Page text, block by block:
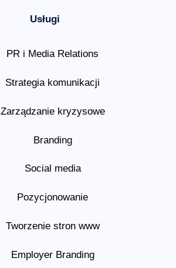
Usługi
PR i Media Relations
Strategia komunikacji
Zarządzanie kryzysowe
Branding
Social media
Pozycjonowanie
Tworzenie stron www
Employer Branding